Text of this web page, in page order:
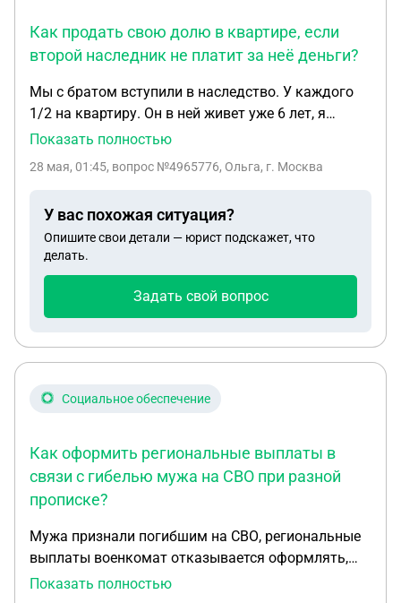
Как продать свою долю в квартире, если
второй наследник не платит за неё деньги?
Мы с братом вступили в наследство. У каждого
1/2 на квартиру. Он в ней живет уже 6 лет, я
прошу свою долю, так как тоже хочу купить
дают. Мамин долг мы платили пополам. За
с ним в квартире я не хочу, у меня своя семья, у
него своя. Какие варианты решения возможны?
Показать полностью
28 мая, 01:45, вопрос №4965776, Ольга, г. Москва
У вас похожая ситуация?
Опишите свои детали — юрист подскажет, что
делать.
Задать свой вопрос
Социальное обеспечение
Как оформить региональные выплаты в
связи с гибелью мужа на СВО при разной
прописке?
Мужа признали погибшим на СВО, региональные
выплаты военкомат отказывается оформлять,
т.к. прописка мужа была в одном регионе
Показать полностью